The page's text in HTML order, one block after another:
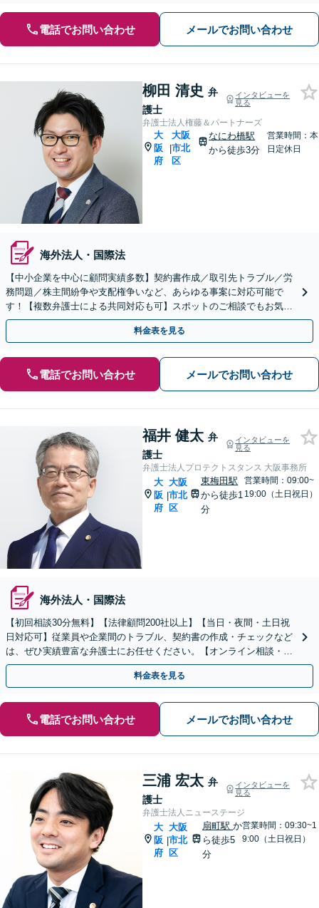
電話でお問い合わせ メールでお問い合わせ
柳田 清史 弁
護士
インタビューを
見る
弁護士法人権藤＆パートナーズ
大
阪
府
|
大阪
市北
区
なにわ橋駅
から徒歩3分
営業時間：本
日定休日
海外法人・国際法
【中小企業を中心に顧問実績多数】契約書作成／取引先トラブル／労
務問題／株主間紛争や支配権争いなど、あらゆる事案に対応可能で
す！【複数弁護士による共同対応も可】スポットのご相談でもお気軽
にご連絡ください。【初回相談無料】【オンライン面談可】
料金表を見る
電話でお問い合わせ メールでお問い合わせ
福井 健太 弁
護士
インタビューを
見る
弁護士法人プロテクトスタンス 大阪事務所
大
阪
府
|
大阪
市北
区
東梅田駅
から徒歩1
分
営業時間：09:00~
19:00（土日祝日）
海外法人・国際法
【初回相談30分無料】【法律顧問200社以上】【当日・夜間・土日祝
日対応可】従業員や企業間のトラブル、契約書の作成・チェックなど
は、ぜひ実績豊富な弁護士にお任せください。【オンライン相談・電
子契約に対応】
料金表を見る
電話でお問い合わせ メールでお問い合わせ
三浦 宏太 弁
護士
インタビューを
見る
弁護士法人ニューステージ
大
阪
府
|
大阪
市北
区
扇町駅か
ら徒歩5
分
営業時間：09:30~1
9:00（土日祝日）